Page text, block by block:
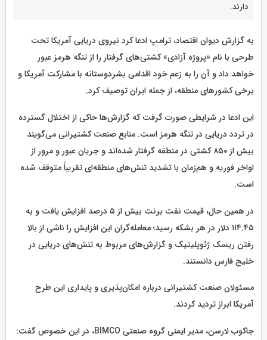
دارند.
به گزارش دیوان اقتصاد، ترامپ ادعا کرد نیروی دریایی آمریکا تحت
طرحی با نام «پروژه آزادی» کشتی‌های گرفتار را از تنگه هرمز عبور
خواهد داد و آن را به زعم خود اقدامی بشردوستانه با مشارکت آمریکا و
برخی کشورهای منطقه، از جمله ایران توصیف کرد.
این ادعا در شرایطی صورت گرفت که گزارش‌ها حاکی از اختلال گسترده
در تردد دریایی در تنگه هرمز است. منابع صنعت کشتیرانی می‌گویند
بیش از ۸۵۰ کشتی در منطقه گرفتار شده‌اند و جریان عبور و مرور از
اواخر فوریه و هم‌زمان با تشدید تنش‌های منطقه‌ای تقریباً متوقف شده
است.
در همین حال، قیمت نفت برنت بیش از ۵ درصد افزایش یافت و به
۱۱۴.۴۵ دلار در هر بشکه رسید؛ معامله‌گران این افزایش را ناشی از بالا
رفتن ریسک ژئوپلیتیک و گزارش‌های مربوط به تنش‌های دریایی در
خلیج فارس دانستند.
مسئولان صنعت کشتیرانی درباره امکان‌پذیری و پایداری این طرح
آمریکا ابراز تردید کردند.
جاکوب لارسن، مدیر ایمنی گروه صنعتی BIMCO، در این خصوص گفت: